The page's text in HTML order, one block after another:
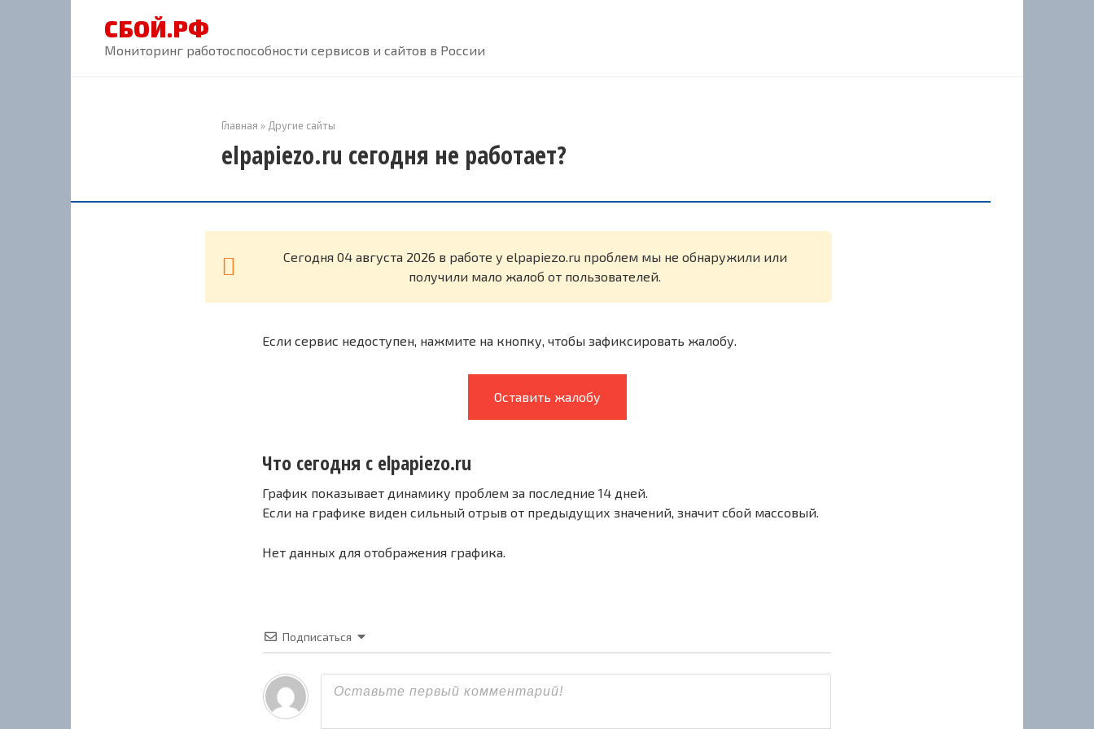
СБОЙ.РФ
Мониторинг работоспособности сервисов и сайтов в России
Главная » Другие сайты
elpapiezo.ru сегодня не работает?
Cегодня 04 августа 2026 в работе у elpapiezo.ru проблем мы не обнаружили или
получили мало жалоб от пользователей.
Если сервис недоступен, нажмите на кнопку, чтобы зафиксировать жалобу.
Оставить жалобу
Что сегодня с elpapiezo.ru
График показывает динамику проблем за последние 14 дней.
Если на графике виден сильный отрыв от предыдущих значений, значит сбой массовый.
Нет данных для отображения графика.
Подписаться